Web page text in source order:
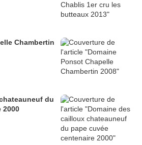
Chambertin
du
2000